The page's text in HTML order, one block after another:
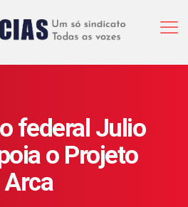
federal Julio
o Projeto
Arca